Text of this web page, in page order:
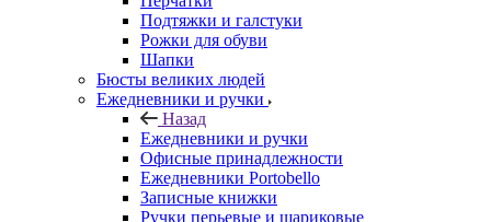
Подтяжки и галстуки
Рожки для обуви
Шапки
Бюсты великих людей
Ежедневники и ручки
Назад
Ежедневники и ручки
Офисные принадлежности
Ежедневники Portobello
Записные книжки
Ручки перьевые и шариковые